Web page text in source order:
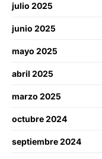
julio 2025
junio 2025
mayo 2025
abril 2025
marzo 2025
octubre 2024
septiembre 2024